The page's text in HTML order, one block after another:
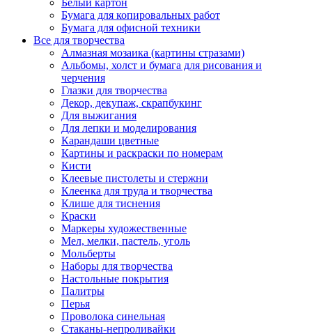
Белый картон
Бумага для копировальных работ
Бумага для офисной техники
Все для творчества
Алмазная мозаика (картины стразами)
Альбомы, холст и бумага для рисования и
черчения
Глазки для творчества
Декор, декупаж, скрапбукинг
Для выжигания
Для лепки и моделирования
Карандаши цветные
Картины и раскраски по номерам
Кисти
Клеевые пистолеты и стержни
Клеенка для труда и творчества
Клише для тиснения
Краски
Маркеры художественные
Мел, мелки, пастель, уголь
Мольберты
Наборы для творчества
Настольные покрытия
Палитры
Перья
Проволока синельная
Стаканы-непроливайки